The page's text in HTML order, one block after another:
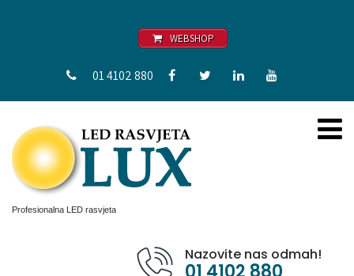
WEBSHOP
01 4102 880
Profesionalna LED rasvjeta
Nazovite nas odmah!